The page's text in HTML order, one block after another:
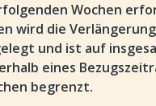
Wochen
wird die
und ist auf
eines
begrenzt.